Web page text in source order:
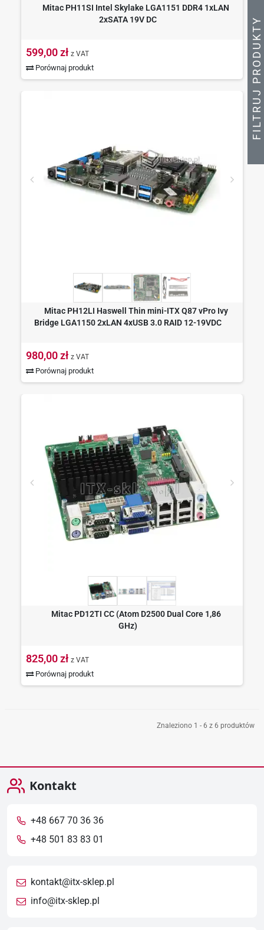
Mitac PH11SI Intel Skylake LGA1151 DDR4 1xLAN
2xSATA 19V DC
599,00 zł z VAT
Porównaj produkt
Mitac PH12LI Haswell Thin mini-ITX Q87 vPro Ivy
Bridge LGA1150 2xLAN 4xUSB 3.0 RAID 12-19VDC
980,00 zł z VAT
Porównaj produkt
Mitac PD12TI CC (Atom D2500 Dual Core 1,86
GHz)
825,00 zł z VAT
Porównaj produkt
Znaleziono 1 - 6 z 6 produktów
Kontakt
+48 667 70 36 36
+48 501 83 83 01
kontakt@itx-sklep.pl
info@itx-sklep.pl
Y